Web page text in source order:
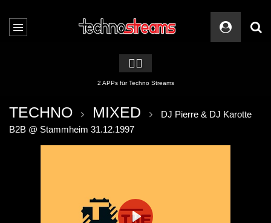
🏳️‍🌈
2 APPs für Techno Streams
TECHNO MIXED
DJ Pierre & DJ Karotte
B2B @ Stammheim 31.12.1997